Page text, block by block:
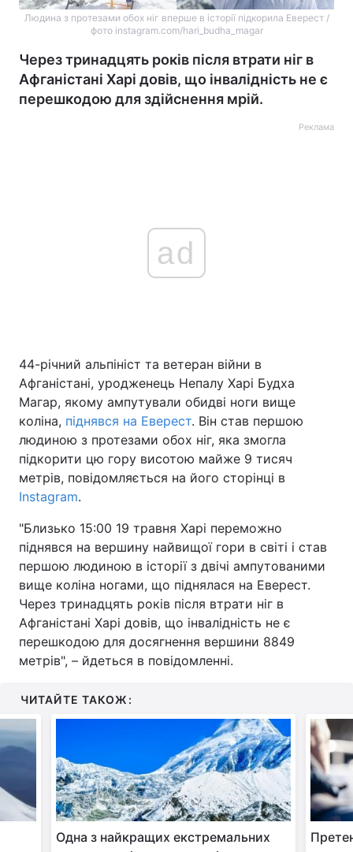
Людина з протезами обох ніг вперше в історії підкорила Еверест /
фото instagram.com/hari_budha_magar
Через тринадцять років після втрати ніг в
Афганістані Харі довів, що інвалідність не є
перешкодою для здійснення мрій.
Реклама
ad
44-річний альпініст та ветеран війни в
Афганістані, уродженець Непалу Харі Будха
Магар, якому ампутували обидві ноги вище
коліна, піднявся на Еверест. Він став першою
людиною з протезами обох ніг, яка змогла
підкорити цю гору висотою майже 9 тисяч
метрів, повідомляється на його сторінці в
Instagram.
"Близько 15:00 19 травня Харі переможно
піднявся на вершину найвищої гори в світі і став
першою людиною в історії з двічі ампутованими
вище коліна ногами, що піднялася на Еверест.
Через тринадцять років після втрати ніг в
Афганістані Харі довів, що інвалідність не є
перешкодою для досягнення вершини 8849
метрів", – йдеться в повідомленні.
ЧИТАЙТЕ ТАКОЖ:
Одна з найкращих екстремальних